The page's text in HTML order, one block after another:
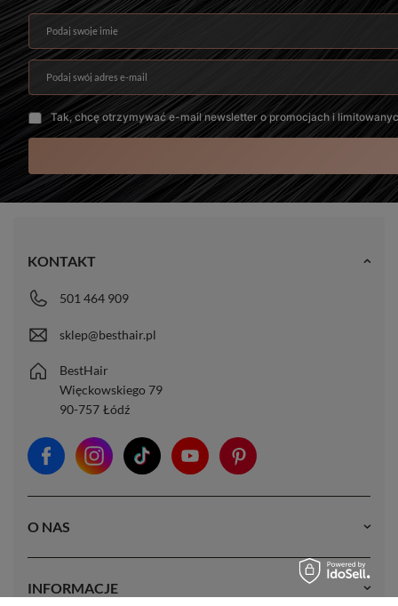
Podaj swoje imię
Podaj swój adres e-mail
Tak, chcę otrzymywać e-mail newsletter o promocjach i
O NAS
INFORMACJE
KONTAKT
501 464 909
sklep@besthair.pl
BestHair
Więckowskiego 79
90-757 Łódź